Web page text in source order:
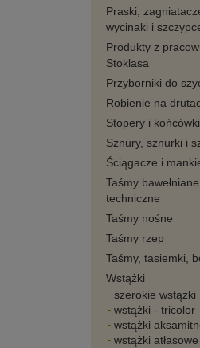
Praski,
wycinaki i
Produkty z
Stoklasa
Przyborniki do
Robienie na
Stopery i końcówki
Sznury, sznurki i
Ściągacze i
Taśmy
techniczne
Taśmy nośne
Taśmy rzep
Taśmy, tasiemki,
Wstążki
szerokie wstążki
wstążki - tricolor
wstążki
wstążki